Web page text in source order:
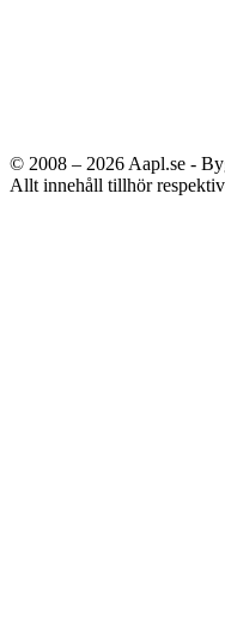
© 2008 – 2026 Aapl.se -
Allt innehåll tillhör